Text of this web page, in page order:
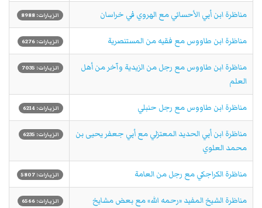
مناظرة ابن أبي الأحسائي مع الهروي في خراسان الزيارات: 8988
مناظرة ابن طاووس مع فقيه من المستنصرية الزيارات: 6276
مناظرة ابن طاووس مع رجل من الزيدية وآخر من أهل
العلم
الزيارات: 7035
مناظرة ابن طاووس مع رجل حنبلي الزيارات: 6214
مناظرة ابن أبي الحديد المعتزلي مع أبي جعفر يحيى بن
محمد العلوي
الزيارات: 6235
مناظرة الكراجكي مع رجل من العامة الزيارات: 5807
مناظرة الشيخ المفيد «رحمه الله» مع بعض مشايخ
الزيارات: 6566